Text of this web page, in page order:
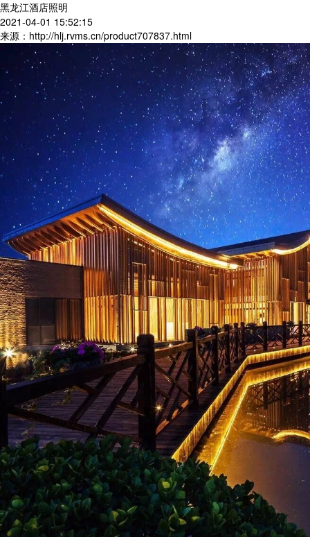
黑龙江酒店照明
2021-04-01 15:52:15
来源：http://hlj.rvms.cn/product707837.html